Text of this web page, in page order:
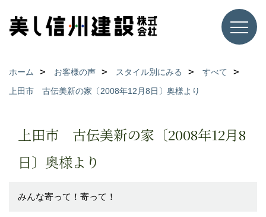
ホーム お客様の声 スタイル別にみる
すべて
上田市 古伝美新の家〔2008年12月8日〕奥様より
上田市 古伝美新の家〔2008年12月8
日〕奥様より
みんな寄って！寄って！